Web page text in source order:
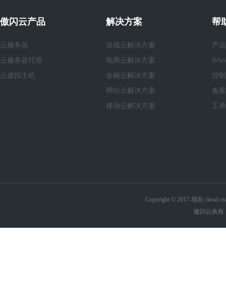
傲闪云产品
云服务器
云服务器托管
云虚拟主机
解决方案
游戏云解决方案
电商云解决方案
金融云解决方案
网站云解决方案
移动云解决方案
帮
产
控
备
工
Copyright © 2017-现在
傲闪云执有